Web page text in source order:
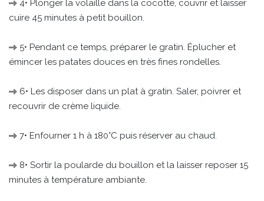
4• Plonger la volaille dans la cocotte, couvrir et laisser
cuire 45 minutes à petit bouillon.
5• Pendant ce temps, préparer le gratin. Éplucher et
émincer les patates douces en très fines rondelles.
6• Les disposer dans un plat à gratin. Saler, poivrer et
recouvrir de crème liquide.
7• Enfourner 1 h à 180°C puis réserver au chaud.
8• Sortir la poularde du bouillon et la laisser reposer 15
minutes à température ambiante.